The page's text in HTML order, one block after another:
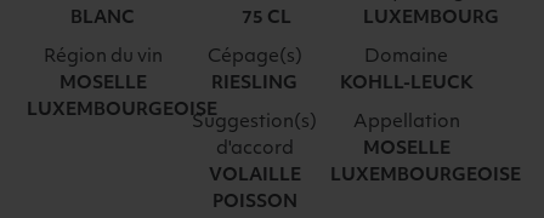
LUXEMBOURGEOISE
KOHLL-
LEUCK
2021
BLANC
BLANC 75 CL LUXEMBOURG
Région du vin
MOSELLE
LUXEMBOURGEOISE
Cépage(s)
RIESLING
Domaine
KOHLL-LEUCK
Suggestion(s)
d'accord
VOLAILLE
POISSON
Appellation
MOSELLE
LUXEMBOURGEOISE